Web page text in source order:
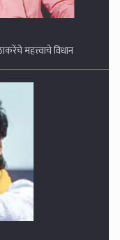
यांची मोठी फिल्डिंग